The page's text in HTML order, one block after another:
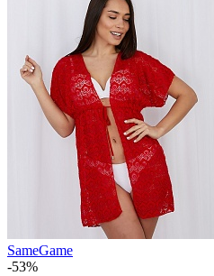
SameGame
-53%